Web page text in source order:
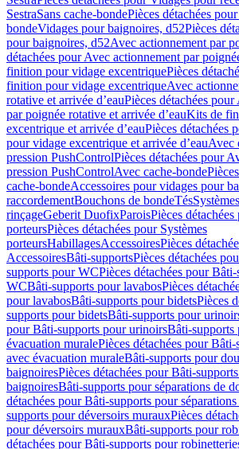
SestraSans cache-bondePièces détachées
bondeVidages pour baignoires, d52Pièces
pour baignoires, d52Avec actionnement par
détachées pour Avec actionnement par
finition pour vidage excentriquePièces
finition pour vidage excentriqueAvec
rotative et arrivée d’eauPièces détachées
par poignée rotative et arrivée d’eauKits de
excentrique et arrivée d’eauPièces détachées
pour vidage excentrique et arrivée d’eauAvec
pression PushControlPièces détachées pour
pression PushControlAvec cache-bonde
cache-bondeAccessoires pour vidages pour
raccordementBouchons de bondeTés
rinçageGeberit DuofixParoisPièces
porteursPièces détachées pour Systèmes
porteursHabillagesAccessoiresPièces
AccessoiresBâti-supportsPièces détachées
supports pour WCPièces détachées pour
WCBâti-supports pour lavabosPièces
pour lavabosBâti-supports pour bidetsPièces
supports pour bidetsBâti-supports pour
pour Bâti-supports pour urinoirsBâti-supports
évacuation muralePièces détachées pour
avec évacuation muraleBâti-supports pour
baignoiresPièces détachées pour Bâti-
baignoiresBâti-supports pour séparations de
détachées pour Bâti-supports pour
supports pour déversoirs murauxPièces
pour déversoirs murauxBâti-supports pour
détachées pour Bâti-supports pour